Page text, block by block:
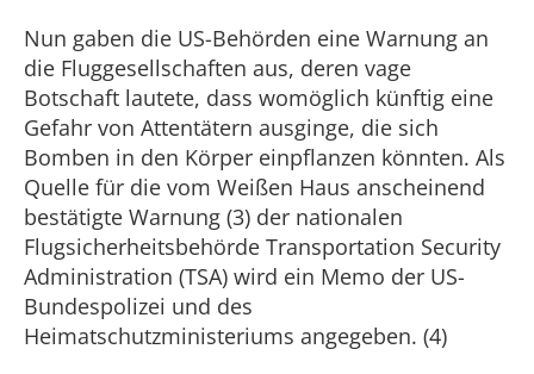
Nun gaben die US-Behörden eine Warnung an
die Fluggesellschaften aus, deren vage
Botschaft lautete, dass womöglich künftig eine
Gefahr von Attentätern ausginge, die sich
Bomben in den Körper einpflanzen könnten. Als
Quelle für die vom Weißen Haus anscheinend
bestätigte Warnung (3) der nationalen
Flugsicherheitsbehörde Transportation Security
Administration (TSA) wird ein Memo der US-
Bundespolizei und des
Heimatschutzministeriums angegeben. (4)